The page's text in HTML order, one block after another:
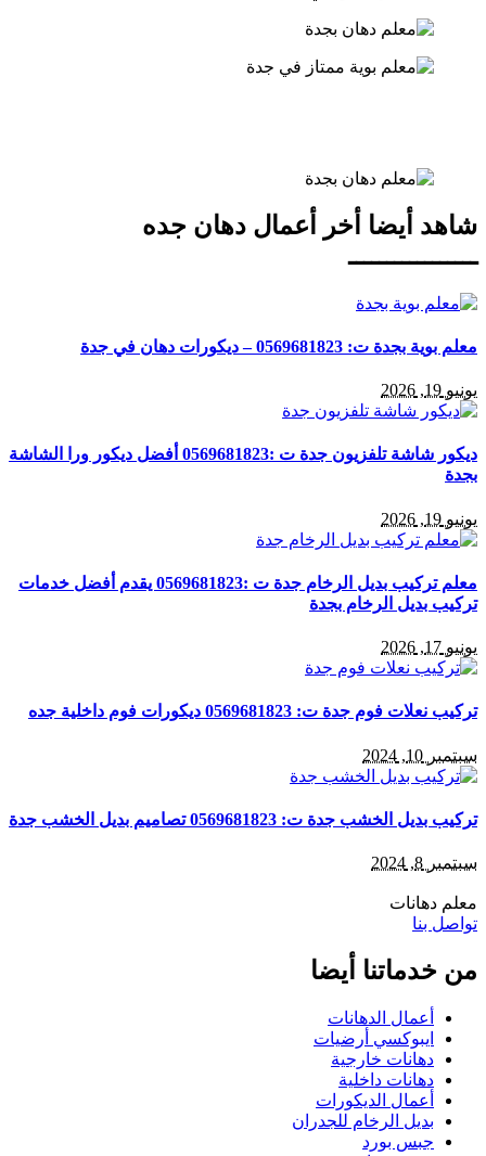
شاهد أيضا أخر أعمال دهان جده
ـــــــــــــــــ
معلم بوية بجدة ت: 0569681823 – ديكورات دهان في جدة
يونيو 19, 2026
ديكور شاشة تلفزيون جدة ت :0569681823 أفضل ديكور ورا الشاشة
بجدة
يونيو 19, 2026
معلم تركيب بديل الرخام جدة ت :0569681823 يقدم أفضل خدمات
تركيب بديل الرخام بجدة
يونيو 17, 2026
تركيب نعلات فوم جدة ت: 0569681823 ديكورات فوم داخلية جده
سبتمبر 10, 2024
تركيب بديل الخشب جدة ت: 0569681823 تصاميم بديل الخشب جدة
سبتمبر 8, 2024
معلم دهانات
تواصل بنا
من خدماتنا أيضا
أعمال الدهانات
ايبوكسي أرضيات
دهانات خارجية
دهانات داخلية
أعمال الديكورات
بديل الرخام للجدران
جبس بورد